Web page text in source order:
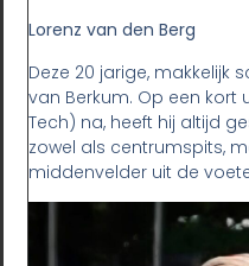
Lorenz van den Berg
Deze 20 jarige, makkelijk
van Berkum. Op een kort
Tech) na, heeft hij altijd
zowel als centrumspits,
middenvelder uit de